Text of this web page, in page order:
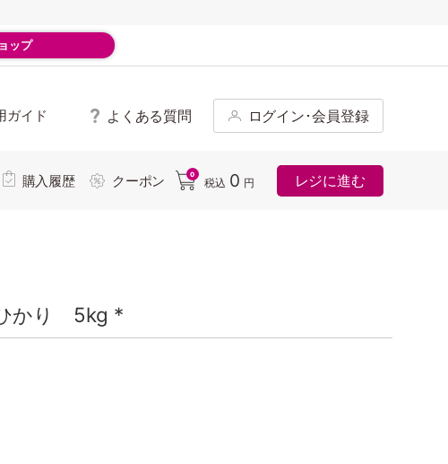
ップ
ガイド よくある質問 ログイン･会員登録
購入履歴 クーポン 0
税込 0 円 レジに進む
かり 5kg *